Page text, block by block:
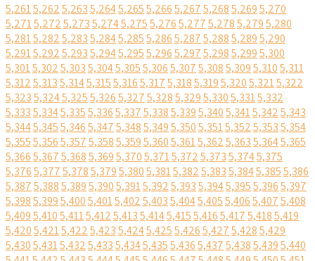
5,2615,2625,2635,2645,2655,2665,2675,2685,2695,270
5,2715,2725,2735,2745,2755,2765,2775,2785,2795,280
5,2815,2825,2835,2845,2855,2865,2875,2885,2895,290
5,2915,2925,2935,2945,2955,2965,2975,2985,2995,300
5,3015,3025,3035,3045,3055,3065,3075,3085,3095,3105,311
5,3125,3135,3145,3155,3165,3175,3185,3195,3205,3215,322
5,3235,3245,3255,3265,3275,3285,3295,3305,3315,332
5,3335,3345,3355,3365,3375,3385,3395,3405,3415,3425,343
5,3445,3455,3465,3475,3485,3495,3505,3515,3525,3535,354
5,3555,3565,3575,3585,3595,3605,3615,3625,3635,3645,365
5,3665,3675,3685,3695,3705,3715,3725,3735,3745,375
5,3765,3775,3785,3795,3805,3815,3825,3835,3845,3855,386
5,3875,3885,3895,3905,3915,3925,3935,3945,3955,3965,397
5,3985,3995,4005,4015,4025,4035,4045,4055,4065,4075,408
5,4095,4105,4115,4125,4135,4145,4155,4165,4175,4185,419
5,4205,4215,4225,4235,4245,4255,4265,4275,4285,429
5,4305,4315,4325,4335,4345,4355,4365,4375,4385,4395,440